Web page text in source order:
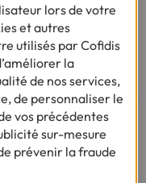
à 19h00
surtaxé - coût selon
lors de votre
et autres
utilisés par Cofidis
la
de nos services,
de personnaliser le
vos précédentes
sur-mesure
prévenir la fraude